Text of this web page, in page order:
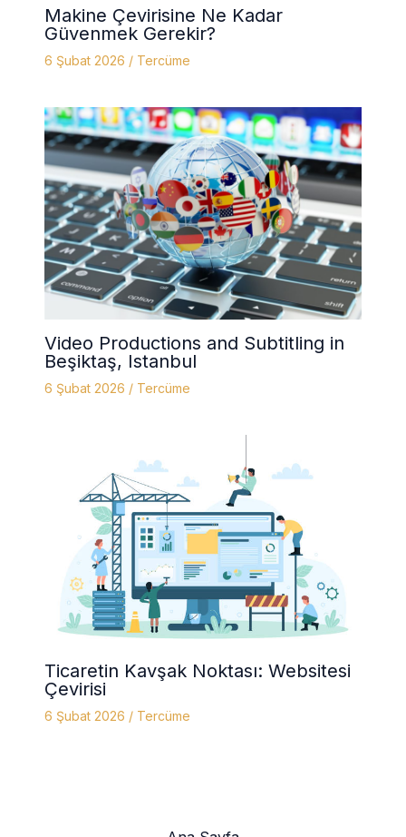
Makine Çevirisine Ne Kadar
Güvenmek Gerekir?
6 Şubat 2026 / Tercüme
Video Productions and Subtitling in
Beşiktaş, Istanbul
6 Şubat 2026 / Tercüme
Ticaretin Kavşak Noktası: Websitesi
Çevirisi
6 Şubat 2026 / Tercüme